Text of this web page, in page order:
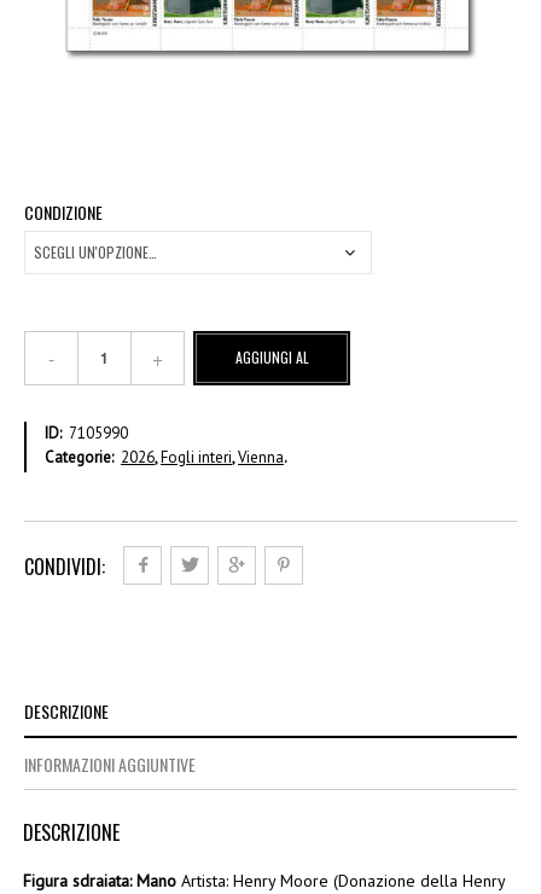
CONDIZIONE
Opere
Delle
ONU
-
AGGIUNGI AL
ID: 7105990
Categorie: 2026,Fogli interi,Vienna.
CONDIVIDI:
DESCRIZIONE
INFORMAZIONI AGGIUNTIVE
DESCRIZIONE
Figura sdraiata: Mano Artista: Henry Moore (Donazione della Henry